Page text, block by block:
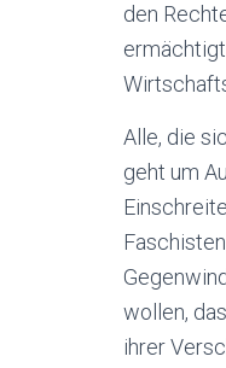
den
Alle, die
geht um
wollen,
ihrer